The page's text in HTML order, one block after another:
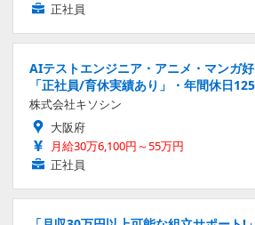
正社員
AIテストエンジニア・アニメ・マンガ
「正社員/育休実績あり」・年間休日
株式会社キソシン
大阪府
月給30万6,100円～55万円
正社員